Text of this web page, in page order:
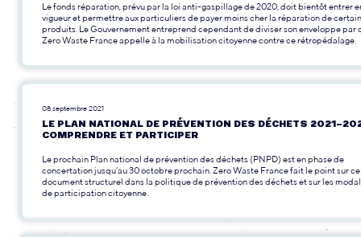
Le fonds réparation, prévu par la loi anti-gaspillage de 2020, doit bientôt entrer
vigueur et permettre aux particuliers de payer moins cher la réparation de
produits. Le Gouvernement entreprend cependant de diviser son enveloppe par
Zero Waste France appelle à la mobilisation citoyenne contre ce rétropédalage.
08 septembre 2021
LE PLAN NATIONAL DE PRÉVENTION DES DÉCHETS 2021-
COMPRENDRE ET PARTICIPER
Le prochain Plan national de prévention des déchets (PNPD) est en phase de
concertation jusqu’au 30 octobre prochain. Zero Waste France fait le point sur ce
document structurel dans la politique de prévention des déchets et sur les
de participation citoyenne.